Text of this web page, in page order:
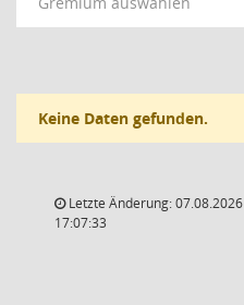
Keine Daten gefunden.
Letzte Änderung: 07.08.2026
17:07:33